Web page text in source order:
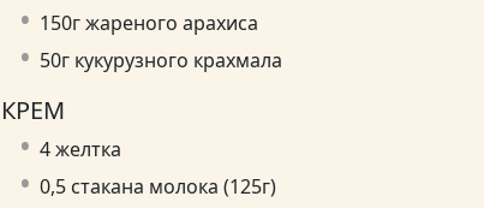
150г жареного арахиса
50г кукурузного крахмала
КРЕМ
4 желтка
0,5 стакана молока (125г)